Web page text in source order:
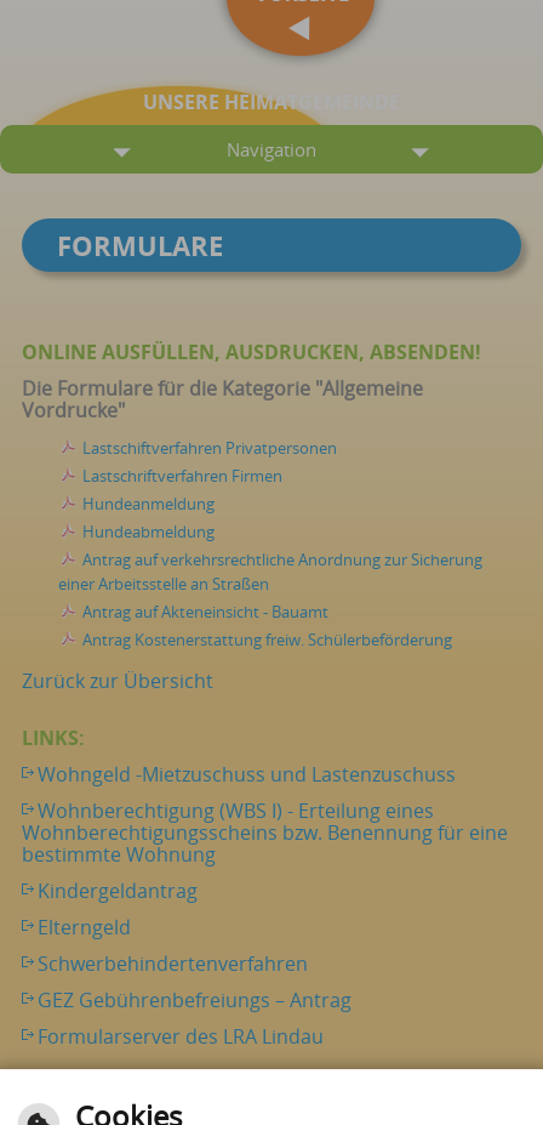
UNSERE HEIMATGEMEINDE
Navigation
FORMULARE
ONLINE AUSFÜLLEN, AUSDRUCKEN, ABSENDEN!
Die Formulare für die Kategorie "Allgemeine
Vordrucke"
Lastschiftverfahren Privatpersonen
Lastschriftverfahren Firmen
Hundeanmeldung
Hundeabmeldung
Antrag auf verkehrsrechtliche Anordnung zur Sicherung
einer Arbeitsstelle an Straßen
Antrag auf Akteneinsicht - Bauamt
Antrag Kostenerstattung freiw. Schülerbeförderung
Zurück zur Übersicht
LINKS:
Wohngeld -Mietzuschuss und Lastenzuschuss
Wohnberechtigung (WBS I) - Erteilung eines
Wohnberechtigungsscheins bzw. Benennung für eine
bestimmte Wohnung
Kindergeldantrag
Elterngeld
Schwerbehindertenverfahren
GEZ Gebührenbefreiungs – Antrag
Formularserver des LRA Lindau
Cookies